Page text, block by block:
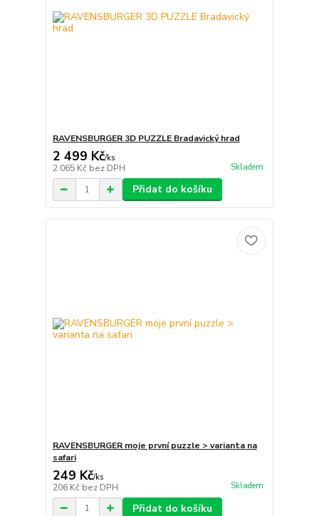
RAVENSBURGER 3D PUZZLE Bradavický hrad
2 499 Kč/ks
2 065 Kč bez DPH Skladem
Přidat do košíku
RAVENSBURGER moje první puzzle > varianta na
safari
249 Kč/ks
206 Kč bez DPH Skladem
Přidat do košíku